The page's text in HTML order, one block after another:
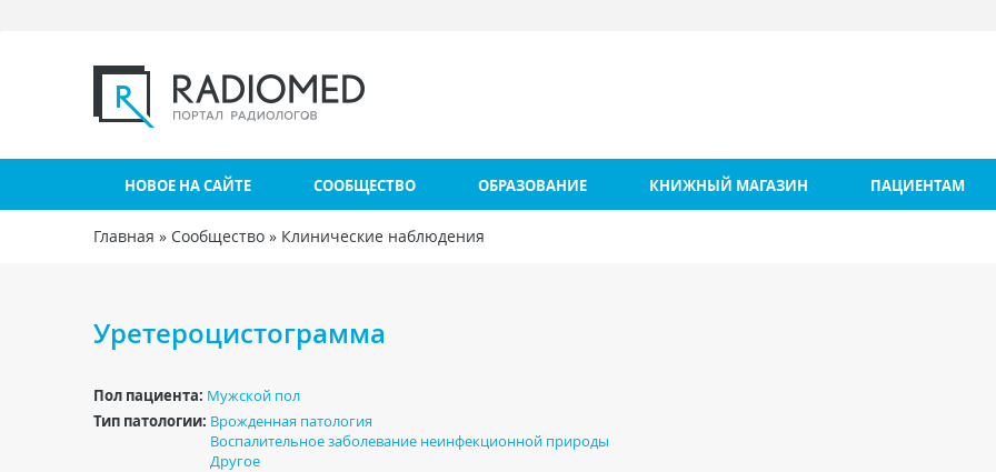
НОВОЕ НА САЙТЕ СООБЩЕСТВО ОБРАЗОВАНИЕ КНИЖНЫЙ МАГАЗИН ПАЦИЕНТАМ
Вы здесь
Главная » Сообщество » Клинические наблюдения
Уретероцистограмма
Пол пациента: Мужской пол
Тип патологии: Врожденная патология
Воспалительное заболевание неинфекционной природы
Другое